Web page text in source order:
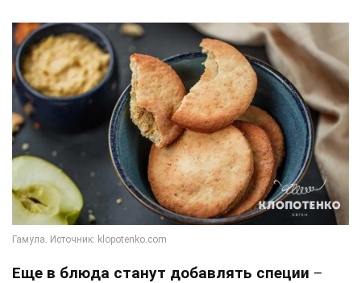
Еще в блюда станут добавлять специи –